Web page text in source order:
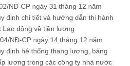
NĐ-CP ngày 31 tháng 12 năm
định chi tiết và hướng dẫn thi hành
Lao động về tiền lương
NĐ-CP ngày 14 tháng 12 năm
định hệ thống thang lương, bảng
lương trong các công ty nhà nước